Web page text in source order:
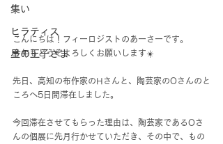
集い
ヒラティス
星の王子さま
こんにちは！フィーロジストのあーさーです。
今年もどうぞよろしくお願いします☀️
先日、高知の布作家のHさんと、陶芸家のOさんのと
ころへ5日間滞在しました。
今回滞在させてもらった理由は、陶芸家であるOさ
んの個展に先月行かせていただき、その中で、もの